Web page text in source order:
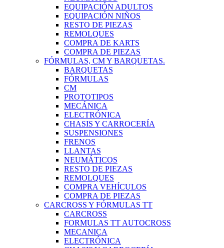
EQUIPACIÓN ADULTOS
EQUIPACIÓN NIÑOS
RESTO DE PIEZAS
REMOLQUES
COMPRA DE KARTS
COMPRA DE PIEZAS
FÓRMULAS, CM Y BARQUETAS.
BARQUETAS
FÓRMULAS
CM
PROTOTIPOS
MECÁNICA
ELECTRÓNICA
CHASIS Y CARROCERÍA
SUSPENSIONES
FRENOS
LLANTAS
NEUMÁTICOS
RESTO DE PIEZAS
REMOLQUES
COMPRA VEHÍCULOS
COMPRA DE PIEZAS
CARCROSS Y FÓRMULAS TT
CARCROSS
FORMULAS TT AUTOCROSS
MECANICA
ELECTRÓNICA